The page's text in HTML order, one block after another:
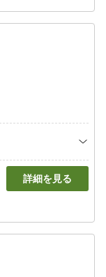
詳細を見る